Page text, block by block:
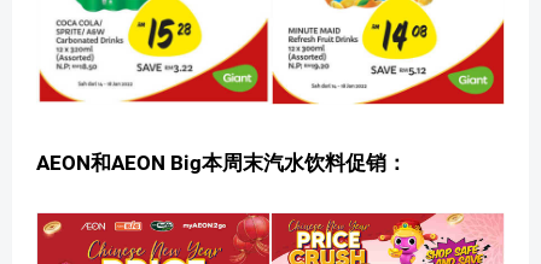
AEON和AEON Big本周末汽水饮料促销：